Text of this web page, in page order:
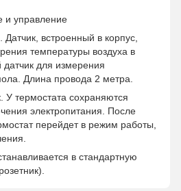
и управление
встроенный в корпус,
температуры воздуха в
для измерения
Длина провода 2 метра.
У термостата сохраняются
электропитания. После
перейдет в режим работы,
в стандартную